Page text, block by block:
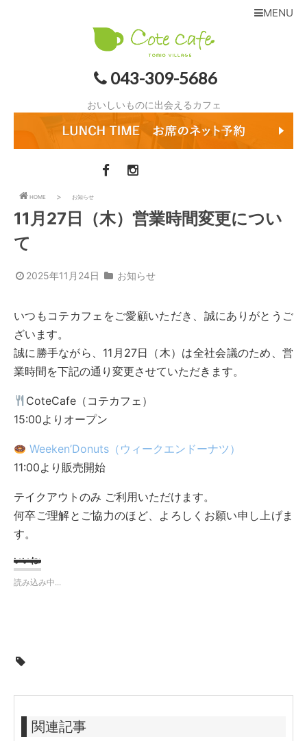
043-309-5686
おいしいものに出会えるカフェ
MENU
HOME お知らせ
11月27日（木）営業時間変更につい
て
2025年11月24日 お知らせ
いつもコテカフェをご愛顧いただき、誠にありがとうご
ざいます。
誠に勝手ながら、11月27日（木）は全社会議のため、営
業時間を下記の通り変更させていただきます。
CoteCafe（コテカフェ）
15:00よりオープン
Weeken’Donuts（ウィークエンドーナツ）
11:00より販売開始
テイクアウトのみ ご利用いただけます。
何卒ご理解とご協力のほど、よろしくお願い申し上げま
す。
いいね:
読み込み中...
関連記事